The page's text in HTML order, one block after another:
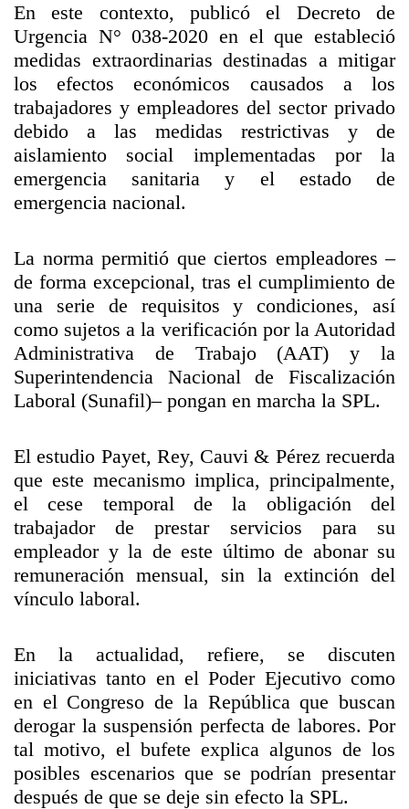
En este contexto, publicó el Decreto de
Urgencia N° 038-2020 en el que estableció
medidas extraordinarias destinadas a mitigar
los efectos económicos causados a los
trabajadores y empleadores del sector privado
debido a las medidas restrictivas y de
aislamiento social implementadas por la
emergencia sanitaria y el estado de
emergencia nacional.
La norma permitió que ciertos empleadores –
de forma excepcional, tras el cumplimiento de
una serie de requisitos y condiciones, así
como sujetos a la verificación por la Autoridad
Administrativa de Trabajo (AAT) y la
Superintendencia Nacional de Fiscalización
Laboral (Sunafil)– pongan en marcha la SPL.
El estudio Payet, Rey, Cauvi & Pérez recuerda
que este mecanismo implica, principalmente,
el cese temporal de la obligación del
trabajador de prestar servicios para su
empleador y la de este último de abonar su
remuneración mensual, sin la extinción del
vínculo laboral.
En la actualidad, refiere, se discuten
iniciativas tanto en el Poder Ejecutivo como
en el Congreso de la República que buscan
derogar la suspensión perfecta de labores. Por
tal motivo, el bufete explica algunos de los
posibles escenarios que se podrían presentar
después de que se deje sin efecto la SPL.